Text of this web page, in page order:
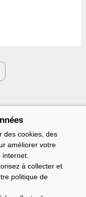
des cookies, des
améliorer votre
à collecter et
politique de